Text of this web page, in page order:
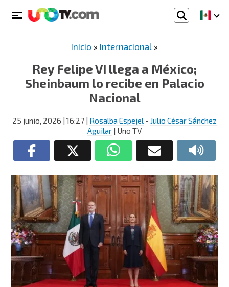
Inicio » Internacional »
Rey Felipe VI llega a México;
Sheinbaum lo recibe en Palacio
Nacional
25 junio, 2026 | 16:27 | Rosalba Espejel - Julio César Sánchez
Aguilar | Uno TV